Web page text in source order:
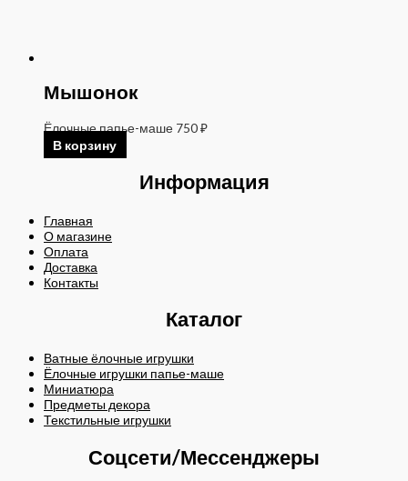
Мышонок
Ёлочные папье-маше 750₽
В корзину
Информация
Главная
О магазине
Оплата
Доставка
Контакты
Каталог
Ватные ёлочные игрушки
Ёлочные игрушки папье-маше
Миниатюра
Предметы декора
Текстильные игрушки
Соцсети/Мессенджеры